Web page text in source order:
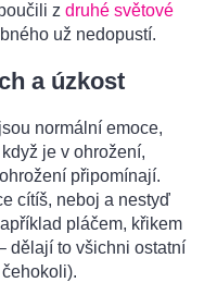
z druhé světové
už nedopustí.
a úzkost
normální emoce,
je v ohrožení,
připomínají.
cítíš, neboj a nestyď
pláčem, křikem
dělají to všichni ostatní